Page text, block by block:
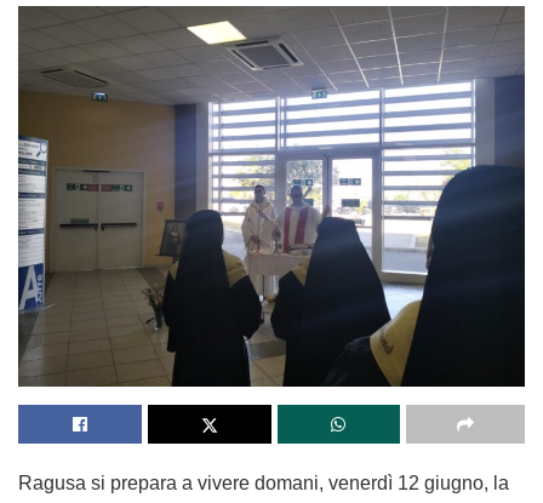
Ragusa si prepara a vivere domani, venerdì 12 giugno, la